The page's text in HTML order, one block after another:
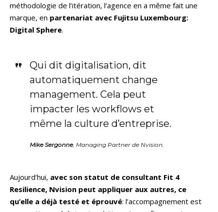
méthodologie de l’itération, l’agence en a même fait une
marque, en partenariat avec Fujitsu Luxembourg:
Digital Sphere.
Qui dit digitalisation, dit
automatiquement change
management. Cela peut
impacter les workflows et
même la culture d’entreprise.
Mike Sergonne, Managing Partner de Nvision.
Aujourd’hui, avec son statut de consultant Fit 4
Resilience, Nvision peut appliquer aux autres, ce
qu’elle a déjà testé et éprouvé: l’accompagnement est